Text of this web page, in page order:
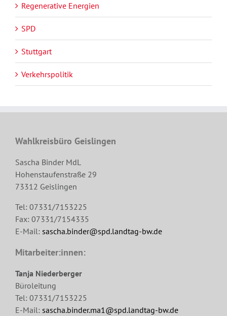
Regenerative Energien
SPD
Stuttgart
Verkehrspolitik
Wahlkreisbüro Geislingen
Sascha Binder MdL
Hohenstaufenstraße 29
73312 Geislingen
Tel: 07331/7153225
Fax: 07331/7154335
E-Mail: sascha.binder@spd.landtag-bw.de
Mitarbeiter:innen:
Tanja Niederberger
Büroleitung
Tel: 07331/7153225
E-Mail: sascha.binder.ma1@spd.landtag-bw.de